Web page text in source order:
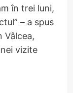
în trei luni,
– a spus
Vâlcea,
vizite